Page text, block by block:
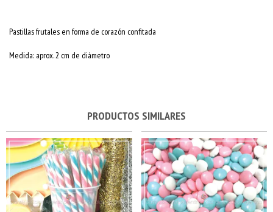
Pastillas frutales en forma de corazón confitada
Medida: aprox. 2 cm de diámetro
PRODUCTOS SIMILARES